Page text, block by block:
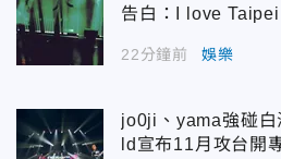
告白：I love Taipei
22分鐘前 娛樂
jo0ji、yama強碰
ld宣布11月攻台開